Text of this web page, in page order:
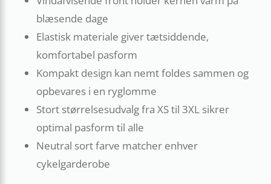
blæsende dage
Elastisk materiale giver tætsiddende,
komfortabel pasform
Kompakt design kan nemt foldes sammen og
opbevares i en ryglomme
Stort størrelsesudvalg fra XS til 3XL sikrer
optimal pasform til alle
Neutral sort farve matcher enhver
cykelgarderobe